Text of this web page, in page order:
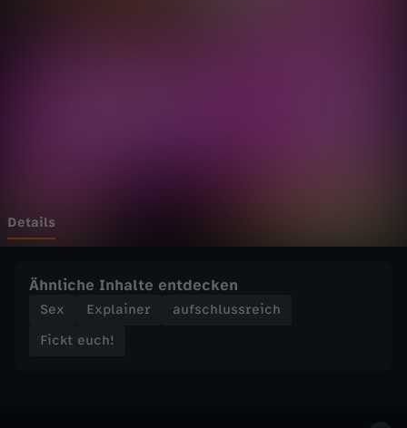
a
S
Details
Ähnliche Inhalte entdecken
Sex Explainer
aufschlussreich
Fickt euch!